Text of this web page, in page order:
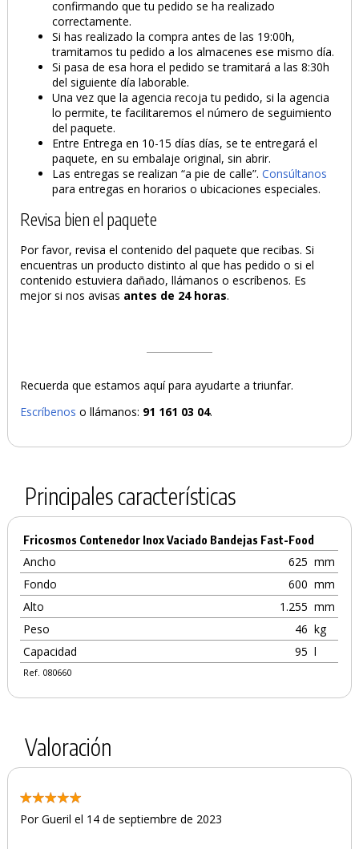
confirmando que tu pedido se ha realizado
correctamente.
Si has realizado la compra antes de las 19:00h,
tramitamos tu pedido a los almacenes ese mismo día.
Si pasa de esa hora el pedido se tramitará a las 8:30h
del siguiente día laborable.
Una vez que la agencia recoja tu pedido, si la agencia
lo permite, te facilitaremos el número de seguimiento
del paquete.
Entre Entrega en 10-15 días días, se te entregará el
paquete, en su embalaje original, sin abrir.
Las entregas se realizan “a pie de calle”.Consúltanos
para entregas en horarios o ubicaciones especiales.
Revisa bien el paquete
Por favor, revisa el contenido del paquete que recibas. Si
encuentras un producto distinto al que has pedido o si el
contenido estuviera dañado, llámanos o escríbenos. Es
mejor si nos avisas antes de 24 horas.
Recuerda que estamos aquí para ayudarte a triunfar.
Escríbenos o llámanos: 91 161 03 04.
Principales características
Fricosmos Contenedor Inox Vaciado Bandejas Fast-Food
Ancho 625 mm
Fondo
600 mm
Alto
1.255 mm
Peso
46 kg
Capacidad
95 l
Ref. 080660
Valoración
Por Gueril el 14 de septiembre de 2023